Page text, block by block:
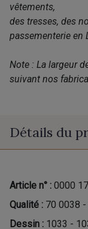
vêtements,
des tresses, des
passementerie en
Note : La largeur
suivant nos
Détails du
Article n° : 0000
Qualité : 70 0038
Dessin : 1033 -